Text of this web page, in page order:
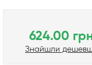
624.00
Знайшли